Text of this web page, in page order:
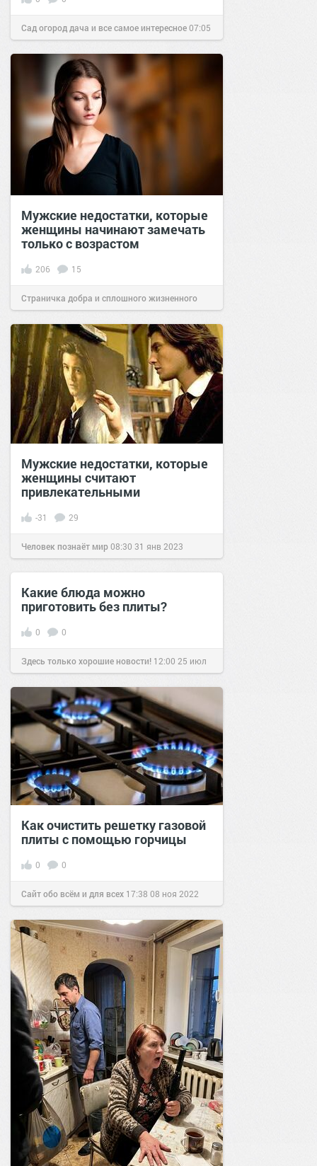
Сад огород дача и все самое интересное07:05
03 июн 2017
Мужские недостатки, которые
женщины начинают замечать
только с возрастом
206 15
Страничка добра и сплошного жизненного
позитива!09:0414 дек 2021
Мужские недостатки, которые
женщины считают
привлекательными
-31 29
Человек познаёт мир08:30 31 янв 2023
Какие блюда можно
приготовить без плиты?
0 0
Здесь только хорошие новости! 12:00 25 июл
2019
Как очистить решетку газовой
плиты с помощью горчицы
0 0
Сайт обо всём и для всех 17:38 08 ноя 2022